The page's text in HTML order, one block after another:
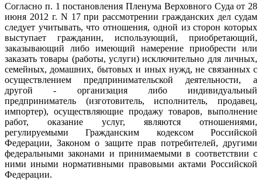
Согласно п. 1 постановления Пленума Верховного Суда от 28
июня 2012 г. N 17 при рассмотрении гражданских дел судам
следует учитывать, что отношения, одной из сторон которых
выступает гражданин, использующий, приобретающий,
заказывающий либо имеющий намерение приобрести или
заказать товары (работы, услуги) исключительно для личных,
семейных, домашних, бытовых и иных нужд, не связанных с
осуществлением предпринимательской деятельности, а
другой - организация либо индивидуальный
предприниматель (изготовитель, исполнитель, продавец,
импортер), осуществляющие продажу товаров, выполнение
работ, оказание услуг, являются отношениями,
регулируемыми Гражданским кодексом Российской
Федерации, Законом о защите прав потребителей, другими
федеральными законами и принимаемыми в соответствии с
ними иными нормативными правовыми актами Российской
Федерации.